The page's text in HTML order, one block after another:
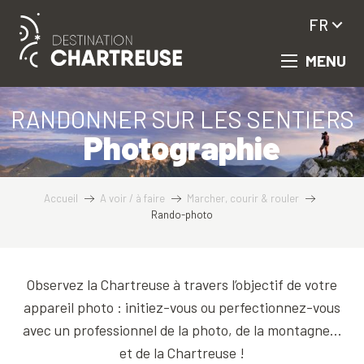
contenu
principal
MENU
FR
RANDONNER SUR LES SENTIERS
Photographie
Accueil A voir / à faire
Marcher, courir & rouler
Rando-photo
Observez la Chartreuse à travers l’objectif de votre
appareil photo : initiez-vous ou perfectionnez-vous
avec un professionnel de la photo, de la montagne…
et de la Chartreuse !